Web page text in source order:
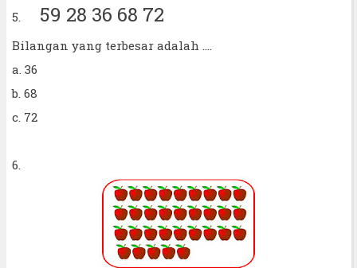
5. 59 28 36 68 72
Bilangan yang terbesar adalah ....
a. 36
b. 68
c. 72
6.